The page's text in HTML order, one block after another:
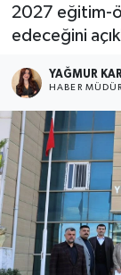
2027 eğitim-
edeceğini
YAĞMUR
HABER